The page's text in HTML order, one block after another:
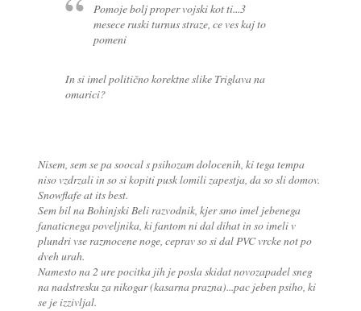
Pomoje bolj proper vojski kot ti...3
mesece ruski turnus straze, ce ves kaj to
pomeni
In si imel politično korektne slike Triglava na
omarici?
Nisem, sem se pa soocal s psihozam dolocenih, ki tega tempa
niso vzdrzali in so si kopiti pusk lomili zapestja, da so sli domov.
Snowflafe at its best.
Sem bil na Bohinjski Beli razvodnik, kjer smo imel jebenega
fanaticnega poveljnika, ki fantom ni dal dihat in so imeli v
plundri vse razmocene noge, ceprav so si dal PVC vrcke not po
dveh urah.
Namesto na 2 ure pocitka jih je posla skidat novozapadel sneg
na nadstresku za nikogar (kasarna prazna)...pac jeben psiho, ki
se je izzivljal.